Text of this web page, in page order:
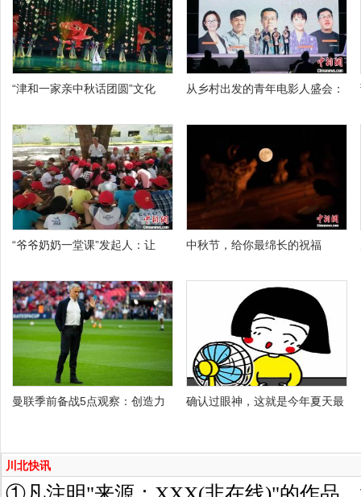
“津和一家亲中秋话团圆”文化 从乡村出发的青年电影人盛会：
“爷爷奶奶一堂课”发起人：让 中秋节，给你最绵长的祝福
曼联季前备战5点观察：创造力 确认过眼神，这就是今年夏天最
川北快讯